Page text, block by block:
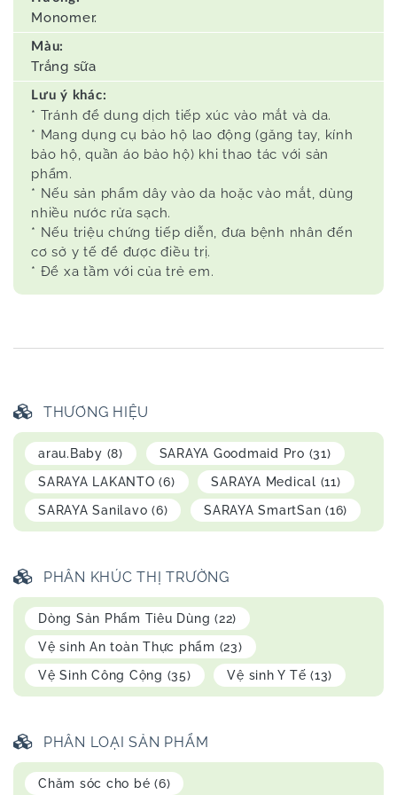
Monomer.
Màu:
Trắng sữa
Lưu ý khác:
* Tránh để dung dịch tiếp xúc vào mắt và da.
* Mang dụng cụ bảo hộ lao động (găng tay, kính
bảo hộ, quần áo bảo hộ) khi thao tác với sản
phẩm.
* Nếu sản phẩm dây vào da hoặc vào mắt, dùng
nhiều nước rửa sạch.
* Nếu triệu chứng tiếp diễn, đưa bệnh nhân đến
cơ sở y tế để được điều trị.
* Để xa tầm với của trẻ em.
THƯƠNG HIỆU
arau.Baby (8) SARAYA Goodmaid Pro (31)
SARAYA LAKANTO (6) SARAYA Medical (11)
SARAYA Sanilavo (6) SARAYA SmartSan (16)
PHÂN KHÚC THỊ TRƯỜNG
Dòng Sản Phẩm Tiêu Dùng (22)
Vệ sinh An toàn Thực phẩm (23)
Vệ Sinh Công Cộng (35) Vệ sinh Y Tế (13)
PHÂN LOẠI SẢN PHẨM
Chăm sóc cho bé (6)